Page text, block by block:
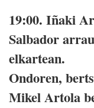
19:00. Iñaki
Salbador
elkartean.
Ondoren,
Mikel Artola